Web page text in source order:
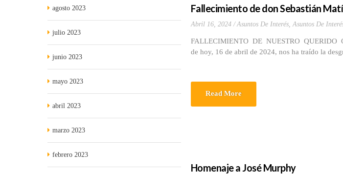
Fallecimiento de don Sebastián
Abril 16, 2024 Asuntos De Interés,Asuntos De
FALLECIMIENTO DE NUESTRO
de hoy, 16 de abril de 2024, nos ha traído la
Read More
Homenaje a José Murphy
agosto 2023
julio 2023
junio 2023
mayo 2023
abril 2023
marzo 2023
febrero 2023